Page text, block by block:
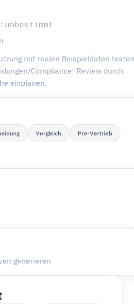
unbestimmt
mit realen Beispieldaten
Compliance: Review durch
einplanen.
Vergleich Pre-Vertrieb
generieren